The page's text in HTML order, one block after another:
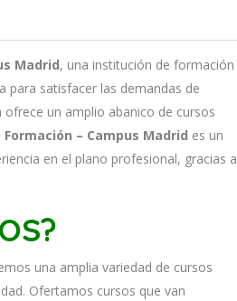
Madrid, una institución de formación
a para satisfacer las demandas de
ofrece un amplio abanico de cursos
– Campus Madrid es un
cia en el plano profesional, gracias a
mos una amplia variedad de cursos
. Ofertamos cursos que van